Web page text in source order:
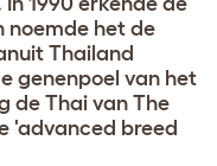
noemde het de
Thailand
genenpoel van het
de Thai van The
'advanced breed